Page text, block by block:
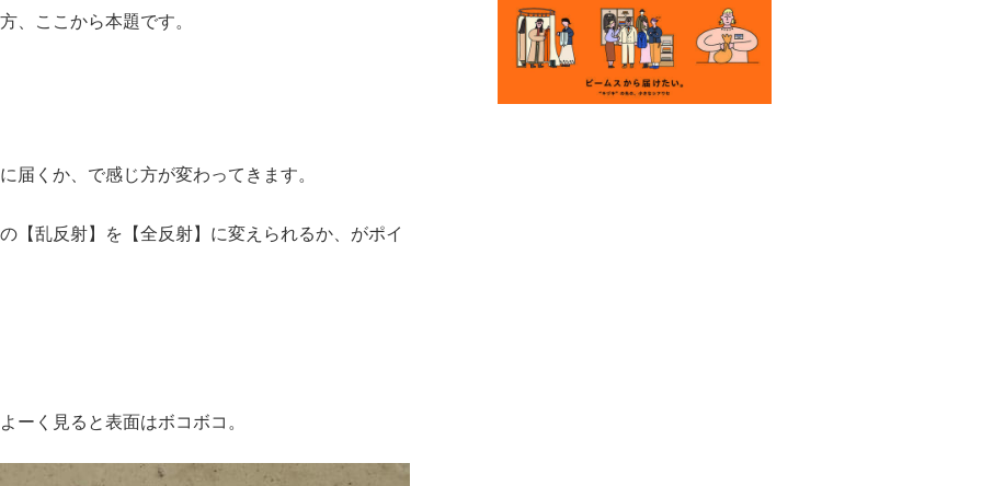
、ここから本題です。
届くか、で感じ方が変わってきます。
【乱反射】を【全反射】に変えられるか、がポイ
ーく見ると表面はボコボコ。